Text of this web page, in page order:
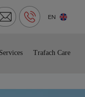
EN
Trafach Care